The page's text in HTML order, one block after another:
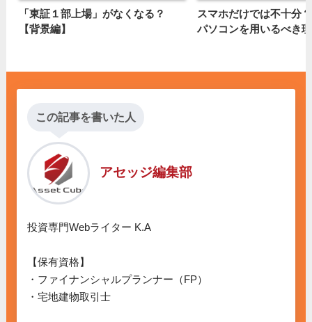
「東証１部上場」がなくなる？
【背景編】
スマホだけでは不十分
パソコンを用いるべき
この記事を書いた人
アセッジ編集部
投資専門Webライター K.A
【保有資格】
・ファイナンシャルプランナー（FP）
・宅地建物取引士